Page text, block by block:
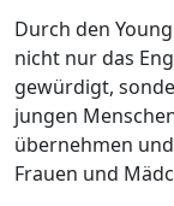
Durch den
nicht nur das
gewürdigt,
jungen
übernehmen
Frauen und